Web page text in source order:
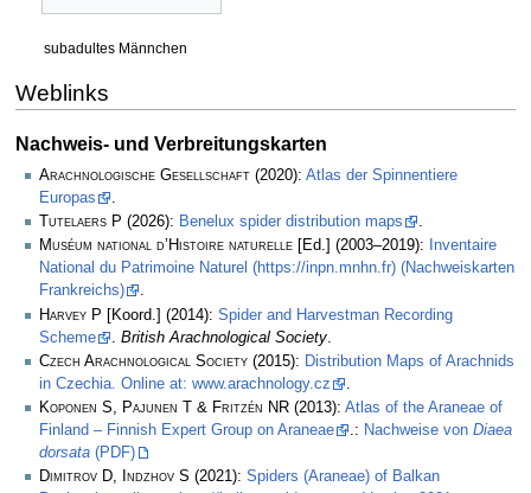
subadultes Männchen
Weblinks
Nachweis- und Verbreitungskarten
Arachnologische Gesellschaft (2020): Atlas der Spinnentiere
Europas
Tutelaers P (2026): Benelux spider distribution maps
.
Muséum national d’Histoire naturelle [Ed.] (2003–2019):
Inventaire
National du Patrimoine Naturel (https://inpn.mnhn.fr) (Nachweiskarten
Frankreichs)
.
Harvey P [Koord.] (2014): Spider and Harvestman Recording
Scheme
British Arachnological Society
Czech Arachnological Society (2015): Distribution Maps of Arachnids
in Czechia. Online at: www.arachnology.cz
Koponen S, Pajunen T & Fritzén NR (2013): Atlas of the Araneae of
Finland – Finnish Expert Group on Araneae
.: Nachweise von Diaea
dorsata (PDF)
Dimitrov D, Indzhov S (2021): Spiders (Araneae) of Balkan